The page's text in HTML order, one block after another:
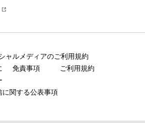
ャルメディアのご利用規約
免責事項
ご利用規約
に関する公表事項